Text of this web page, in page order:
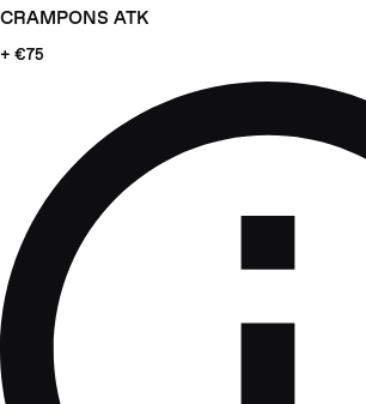
CRAMPONS ATK
+ €75